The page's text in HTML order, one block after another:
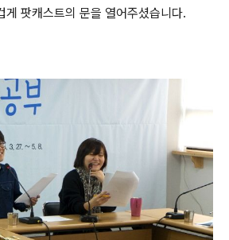
게 팟캐스트의 문을 열어주셨습니다.